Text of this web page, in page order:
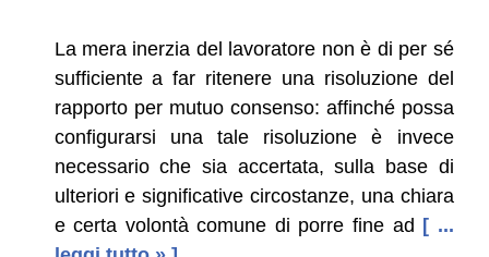
La mera inerzia del lavoratore non è di per sé
sufficiente a far ritenere una risoluzione del
rapporto per mutuo consenso: affinché possa
configurarsi una tale risoluzione è invece
necessario che sia accertata, sulla base di
ulteriori e significative circostanze, una chiara
e certa volontà comune di porre fine ad [ ...